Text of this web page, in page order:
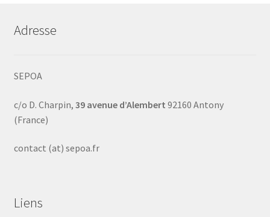
Adresse
SEPOA
c/o D. Charpin, 39 avenue d’Alembert 92160 Antony
(France)
contact (at) sepoa.fr
Liens